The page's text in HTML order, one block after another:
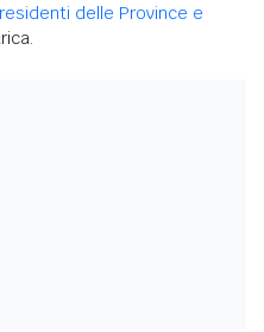
delle Province e